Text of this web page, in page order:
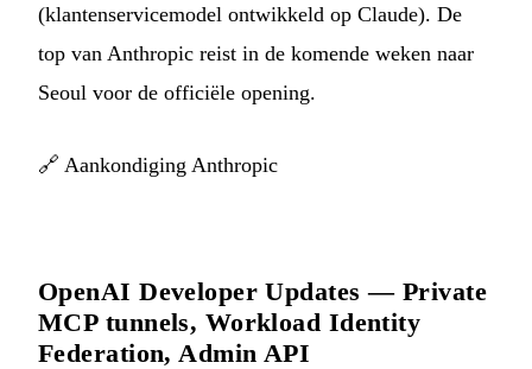
(klantenservicemodel ontwikkeld op Claude). De
top van Anthropic reist in de komende weken naar
Seoul voor de officiële opening.
🔗 Aankondiging Anthropic
OpenAI Developer Updates — Private
MCP tunnels, Workload Identity
Federation, Admin API